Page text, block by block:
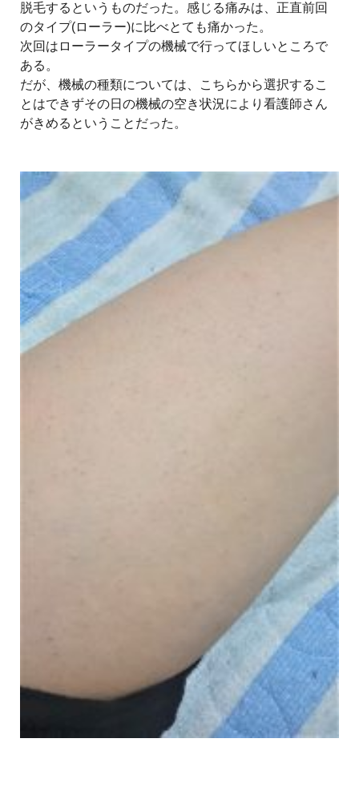
脱毛するというものだった。感じる痛みは、正直前回
のタイプ(ローラー)に比べとても痛かった。
次回はローラータイプの機械で行ってほしいところで
ある。
だが、機械の種類については、こちらから選択するこ
とはできずその日の機械の空き状況により看護師さん
がきめるということだった。